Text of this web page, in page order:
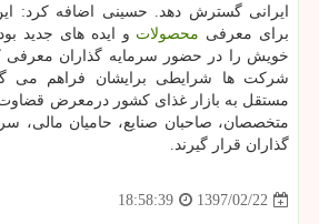
ایرانی گسترش دهد. حسینی اضافه كرد:
برای معرفی محصولات و ایده های جدید
خویش را در حضور سرمایه گذاران معرفی
شركت ها شرایطی برایشان فراهم می
مستقل به بازار غذای كشور درمعرض قضاوت
متخصصان، صاحبان صنایع، حامیان مالی،
گذاران قرار گیرند.
1397/02/22
18:58:39